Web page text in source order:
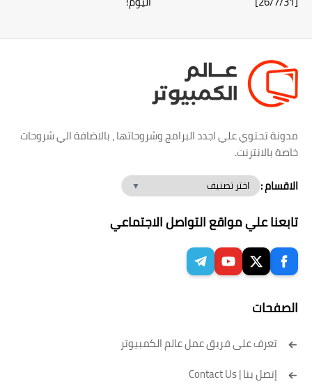
مدونة تحتوي علي اجدد البرامج وشروحاتها ، بالاضافة الي شروحات
خاصة بالانترنت.
الاقسام :
تابعنا علي مواقع التواصل الاجتماعي
الصفحات
تعرف على فريق عمل عالم الكمبيوتر
إتصل بنا | Contact Us